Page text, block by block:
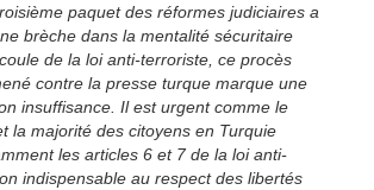
paquet des réformes judiciaires a
brèche dans la mentalité sécuritaire
de la loi anti-terroriste, ce procès
contre la presse turque marque une
insuffisance. Il est urgent comme le
la majorité des citoyens en Turquie
les articles 6 et 7 de la loi anti-
indispensable au respect des libertés